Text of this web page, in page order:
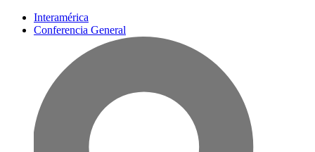
Interamérica
Conferencia General